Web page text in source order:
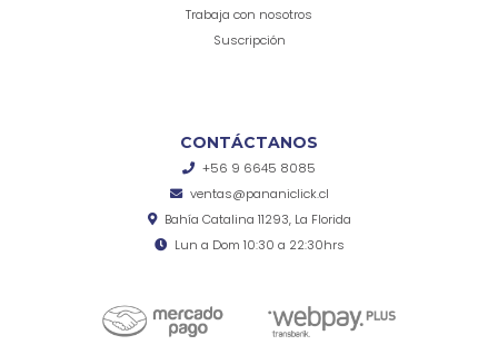
Trabaja con nosotros
Suscripción
CONTÁCTANOS
+56 9 6645 8085
ventas@pananiclick.cl
Bahía Catalina 11293, La Florida
Lun a Dom 10:30 a 22:30hrs